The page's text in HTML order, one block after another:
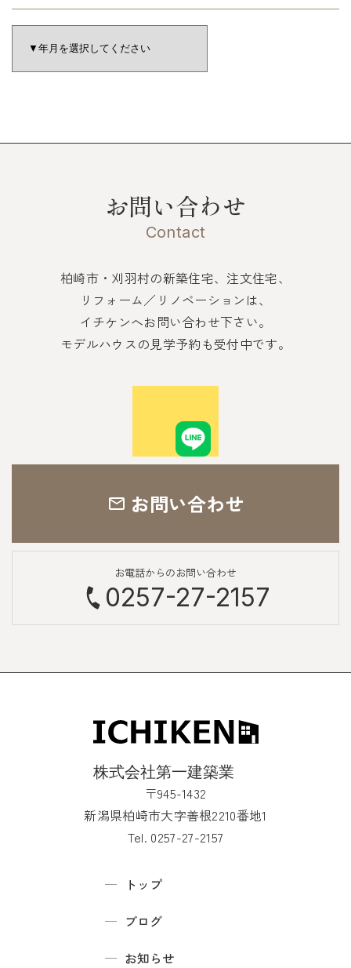
お問い合わせ
Contact
柏崎市・刈羽村の新築住宅、注文住宅、
リフォーム／リノベーションは、
イチケンへお問い合わせ下さい。
モデルハウスの見学予約も受付中です。
お問い合わせ
お電話からのお問い合わせ
0257-27-2157
〒945-1432
新潟県柏崎市大字善根2210番地1
Tel. 0257-27-2157
トップ
ブログ
お知らせ